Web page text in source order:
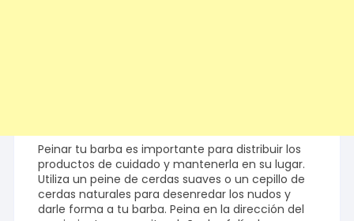
Peinar tu barba es importante para distribuir los
productos de cuidado y mantenerla en su lugar.
Utiliza un peine de cerdas suaves o un cepillo de
cerdas naturales para desenredar los nudos y
darle forma a tu barba. Peina en la dirección del